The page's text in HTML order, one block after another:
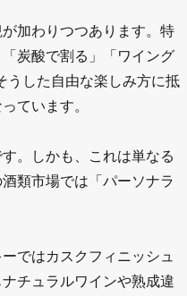
加わりつつあります。特
炭酸で割る」「ワイング
した自由な楽しみ方に抵
ています。
。しかも、これは単なる
類市場では「パーソナラ
ではカスクフィニッシュ
チュラルワインや熟成違